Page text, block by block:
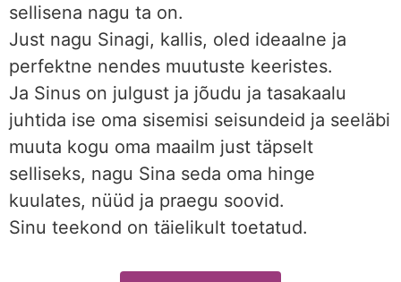
sellisena nagu ta on.
Just nagu Sinagi, kallis, oled ideaalne ja
perfektne nendes muutuste keeristes.
Ja Sinus on julgust ja jõudu ja tasakaalu
juhtida ise oma sisemisi seisundeid ja seeläbi
muuta kogu oma maailm just täpselt
selliseks, nagu Sina seda oma hinge
kuulates, nüüd ja praegu soovid.
Sinu teekond on täielikult toetatud.